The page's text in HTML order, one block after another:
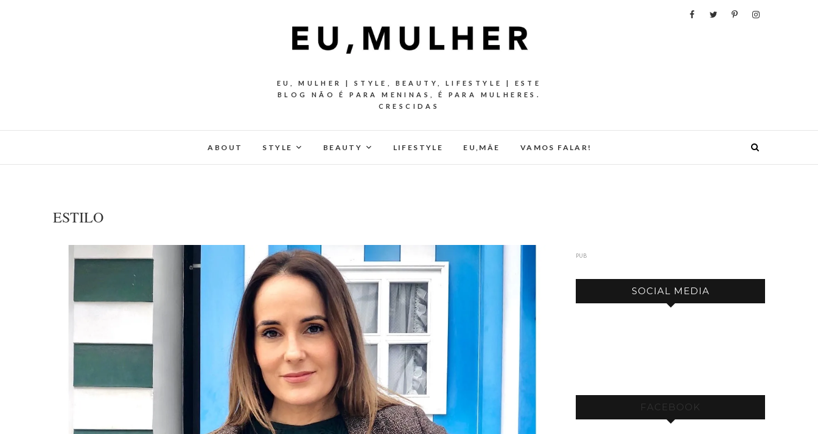
EU, MULHER | STYLE, BEAUTY, LIFESTYLE | ESTE
BLOG NÃO É PARA MENINAS, É PARA MULHERES.
CRESCIDAS
ABOUT STYLE BEAUTY LIFESTYLE EU,MÂE VAMOS FALAR!
ESTILO
PUB
SOCIAL MEDIA
FACEBOOK